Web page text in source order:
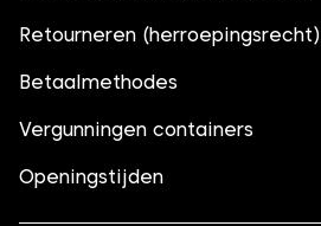
Retourneren (herroepingsrecht)
Betaalmethodes
Vergunningen containers
Openingstijden